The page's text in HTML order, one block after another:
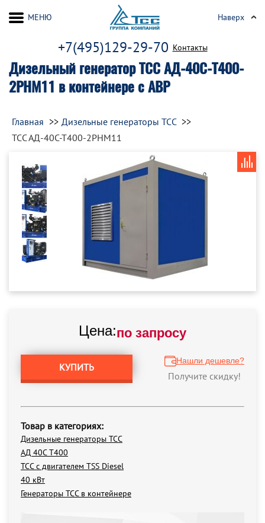
Дизельный генератор ТСС АД-40С-Т400-
2РНМ11 в контейнере с АВР
+7(495)129-29-70 Контакты
МЕНЮ Наверх
Главная
Дизельные генераторы ТСС
ТСС АД-40С-Т400-2РНМ11
Цена:по запросу
КУПИТЬ
Нашли дешевле?
Получите скидку!
Товар в категориях:
Дизельные генераторы ТСС
АД 40С Т400
ТСС с двигателем TSS Diesel
40 кВт
Генераторы ТСС в контейнере